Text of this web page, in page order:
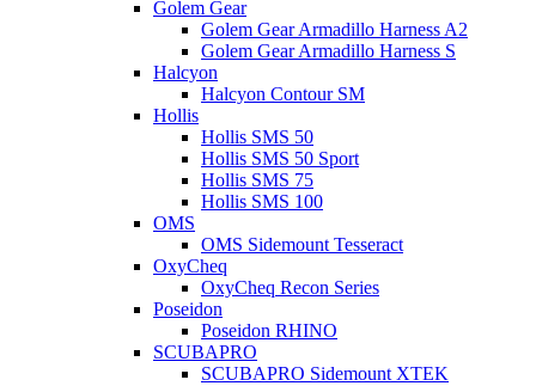
Golem Gear
Golem Gear Armadillo Harness A2
Golem Gear Armadillo Harness S
Halcyon
Halcyon Contour SM
Hollis
Hollis SMS 50
Hollis SMS 50 Sport
Hollis SMS 75
Hollis SMS 100
OMS
OMS Sidemount Tesseract
OxyCheq
OxyCheq Recon Series
Poseidon
Poseidon RHINO
SCUBAPRO
SCUBAPRO Sidemount XTEK